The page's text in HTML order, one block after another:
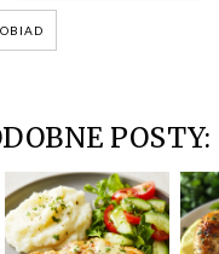
POSTY: